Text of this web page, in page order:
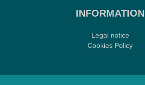
INFORMATION
Legal notice
Cookies Policy